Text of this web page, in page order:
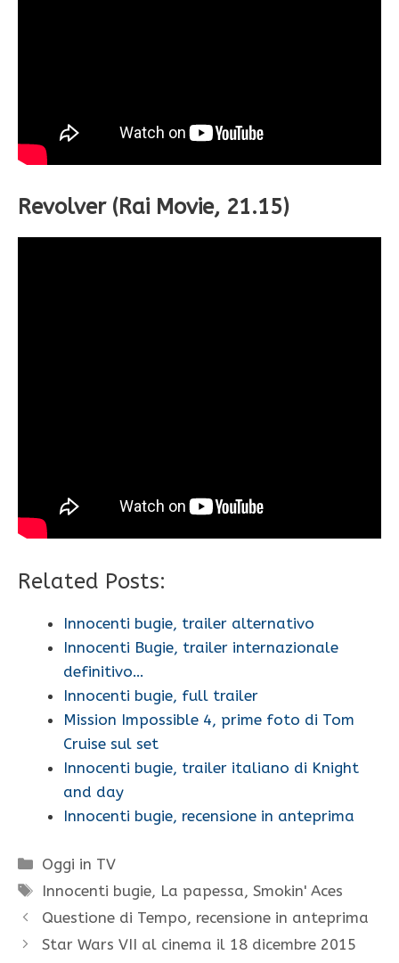
Revolver (Rai Movie, 21.15)
Related Posts:
Innocenti bugie, trailer alternativo
Innocenti Bugie, trailer internazionale
definitivo…
Innocenti bugie, full trailer
Mission Impossible 4, prime foto di Tom
Cruise sul set
Innocenti bugie, trailer italiano di Knight
and day
Innocenti bugie, recensione in anteprima
Categorie
Oggi in TV
Tag
Innocenti bugie, La papessa,Smokin' Aces
Questione di Tempo, recensione in anteprima
Star Wars VII al cinema il 18 dicembre 2015